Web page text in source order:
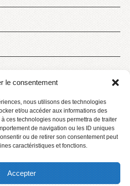
le consentement
nous utilisons des technologies
et/ou accéder aux informations des
ces technologies nous permettra de traiter
de navigation ou les ID uniques
ou de retirer son consentement peut
caractéristiques et fonctions.
Accepter